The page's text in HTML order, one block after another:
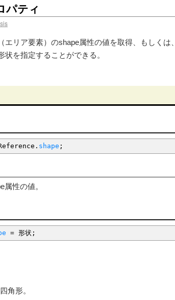
パティ
エリア要素）のshape属性の値を取得、もしくは
を指定することができる。
shape ;
性の値。
= 形状 ;
四角形。